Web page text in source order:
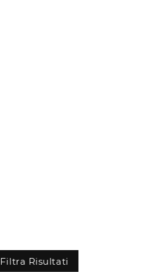
Filtra Risultati